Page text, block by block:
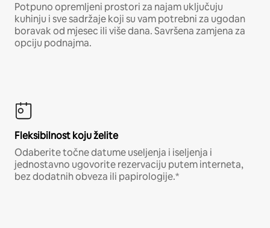
Potpuno opremljeni prostori za najam uključuju
kuhinju i sve sadržaje koji su vam potrebni za ugodan
boravak od mjesec ili više dana. Savršena zamjena za
opciju podnajma.
Fleksibilnost koju želite
Odaberite točne datume useljenja i iseljenja i
jednostavno ugovorite rezervaciju putem interneta,
bez dodatnih obveza ili papirologije.*